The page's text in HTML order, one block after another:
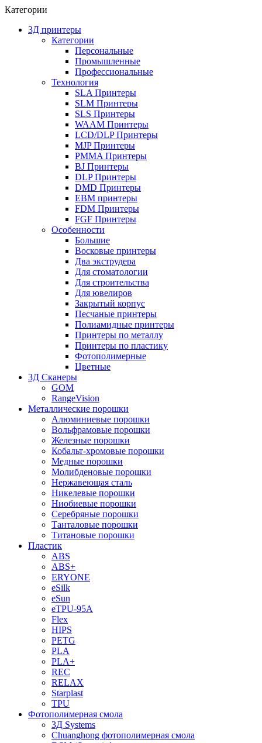
Категории
3Д принтеры
Категории
Персональные
Промышленные
Профессиональные
Технология
SLA Принтеры
SLM Принтеры
SLS Принтеры
WAAM Принтеры
LCD/DLP Принтеры
MJP Принтеры
PMMA Принтеры
BJ Принтеры
DLP Принтеры
DMD Принтеры
EBM принтеры
FDM Принтеры
FGF Принтеры
Особенности
Большие
Восковые принтеры
Два экструдера
Для стоматологии
Для строительства
Для ювелиров
Закрытый корпус
Песчаные принтеры
Полиамидные принтеры
Принтеры по металлу
Принтеры по пластику
Фотополимерные
Цветные
3Д Сканеры
GOM
RangeVision
Металлические порошки
Алюминиевые порошки
Вольфрамовые порошки
Железные порошки
Кобальт-хромовые порошки
Медные порошки
Молибденовые порошки
Нержавеющая сталь
Никелевые порошки
Ниобиевые порошки
Серебряные порошки
Танталовые порошки
Титановые порошки
Пластик
ABS
ABS+
ERYONE
eSilk
eSun
eTPU-95A
Flex
HIPS
PETG
PLA
PLA+
REC
RELAX
Starplast
TPU
Фотополимерная смола
3Д Systems
Chuanghong фотополимерная смола